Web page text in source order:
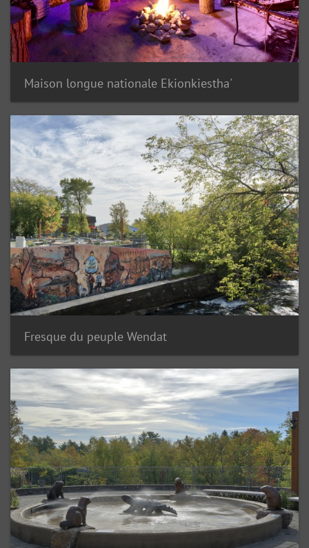
Maison longue nationale Ekionkiestha'
Fresque du peuple Wendat